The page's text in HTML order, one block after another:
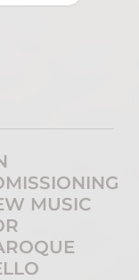
MUSIC